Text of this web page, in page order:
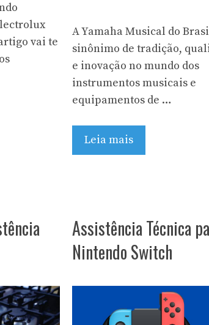
vai te
A Yamaha Musical do
sinônimo de tradição,
e inovação no mundo dos
instrumentos musicais e
equipamentos de …
Leia mais
Assistência Técnica
Nintendo Switch